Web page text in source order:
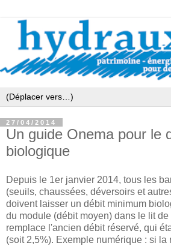
27/04/2014
Un guide Onema pour le
biologique
Depuis le 1er janvier 2014, tous les
(seuils, chaussées, déversoirs et
doivent laisser un débit minimum
du module (débit moyen) dans le lit
remplace l'ancien débit réservé, qui
(soit 2,5%). Exemple numérique : si la